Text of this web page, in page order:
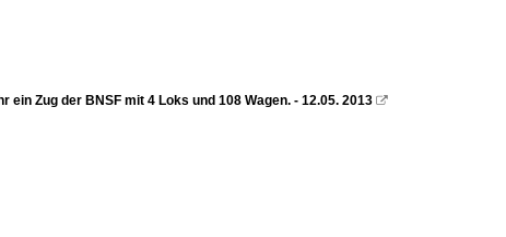
Zug der BNSF mit 4 Loks und 108 Wagen. - 12.05. 2013 